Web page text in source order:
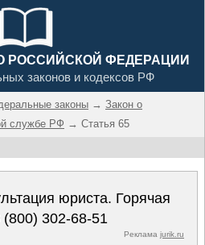
РОССИЙСКОЙ ФЕДЕРАЦИИ
законов и кодексов РФ
законы → Закон о
службе РФ → Статья 65
юриста. Горячая
(800) 302-68-51
Реклама jurik.ru